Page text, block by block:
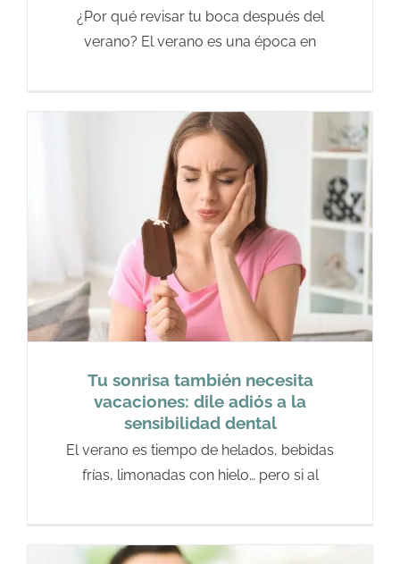
¿Por qué revisar tu boca después del
verano? El verano es una época en
Tu sonrisa también necesita
vacaciones: dile adiós a la
sensibilidad dental
El verano es tiempo de helados, bebidas
frías, limonadas con hielo… pero si al